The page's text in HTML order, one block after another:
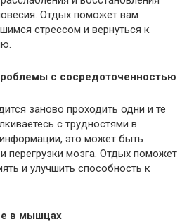
Отдых поможет вам
стрессом и вернуться к
с сосредоточенностью
заново проходить одни и те
с трудностями в
это может быть
перегрузки мозга. Отдых поможет
и улучшить способность к
в мышцах